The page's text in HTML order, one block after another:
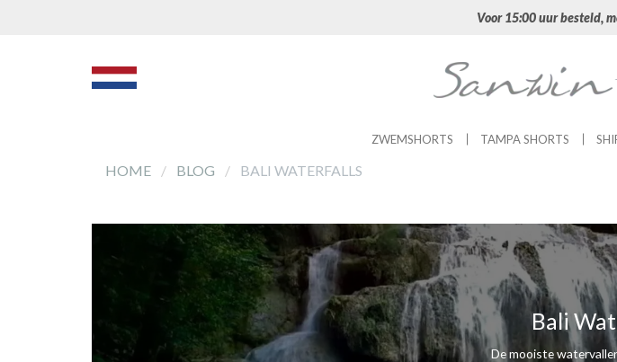
Voor 15:00 uur besteld,
ZWEMSHORTS TAMPA SHORTS
HOME BLOG BALI WATERFALLS
Bali
De mooiste